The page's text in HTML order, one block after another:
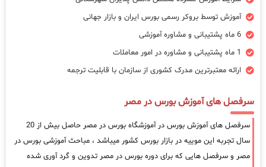
آموزش توسط بروکر رسمی بورس ایران و بازار جهانی
6 ماه پشتیبانی و مشاوره آموزشی
1 ماه پشتیبانی و مشاوره در امور معاملات
ارائه معتبرترین مدرک کشوری از سازمان با قابلیت ترجمه
سرفصل های آموزش بورس در مصر
سرفصل های آموزش بورس در آموزشگاه بورس در مصر حاصل بیش از 20
سال تجربه این موییه در بازار بورس کشور میباشد ، مباحث آموزشی بورس در
مصر و سرفصل هایی که برای دوره بورس در مصر تدوین و گرد آوری شده